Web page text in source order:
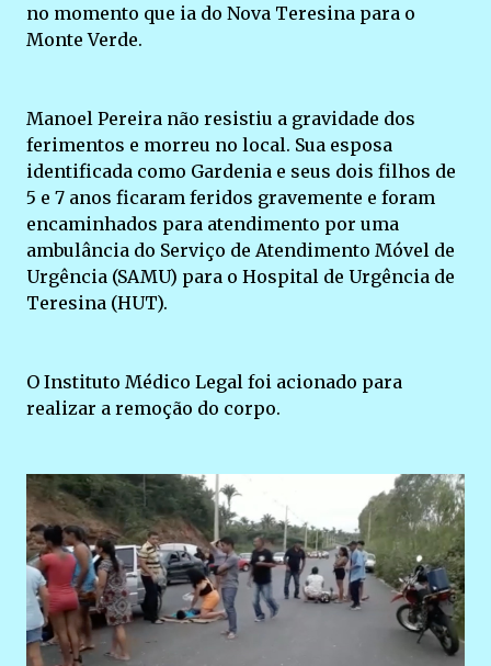
no momento que ia do Nova Teresina para o
Monte Verde.
Manoel Pereira não resistiu a gravidade dos
ferimentos e morreu no local. Sua esposa
identificada como Gardenia e seus dois filhos de
5 e 7 anos ficaram feridos gravemente e foram
encaminhados para atendimento por uma
ambulância do Serviço de Atendimento Móvel de
Urgência (SAMU) para o Hospital de Urgência de
Teresina (HUT).
O Instituto Médico Legal foi acionado para
realizar a remoção do corpo.